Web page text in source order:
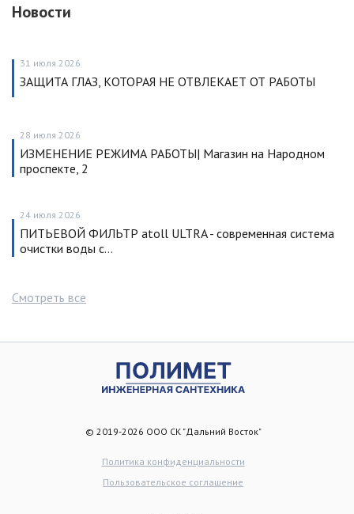
Новости
31 июля 2026
ЗАЩИТА ГЛАЗ, КОТОРАЯ НЕ ОТВЛЕКАЕТ ОТ РАБОТЫ
28 июля 2026
ИЗМЕНЕНИЕ РЕЖИМА РАБОТЫ| Магазин на Народном
проспекте, 2
24 июля 2026
ПИТЬЕВОЙ ФИЛЬТР atoll ULTRA - современная система
очистки воды с…
Смотреть все
© 2019-2026 ООО СК "Дальний Восток"
Политика конфиденциальности
Пользовательское соглашение